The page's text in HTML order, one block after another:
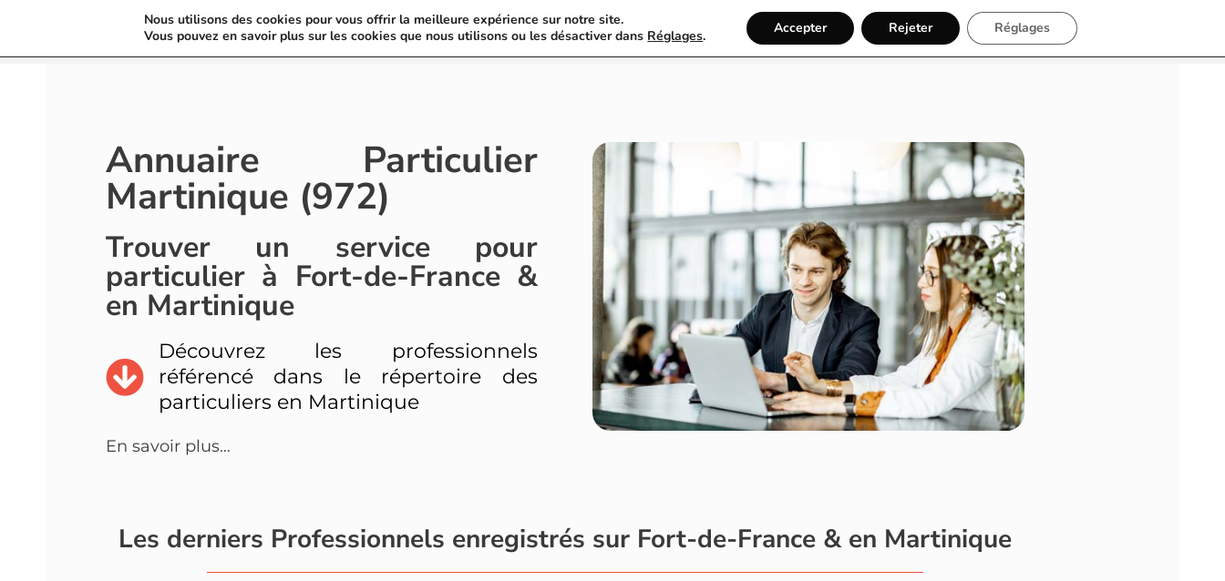
Annuaire Particulier Recherche Inscription
Annuaire Particulier
Martinique (972)
Trouver un service pour
particulier à Fort-de-France &
en Martinique
Découvrez les professionnels
référencé dans le répertoire des
particuliers en Martinique
En savoir plus…
Les derniers Professionnels enregistrés sur Fort-de-France & en Martinique
Nous utilisons des cookies pour vous offrir la meilleure expérience sur notre site.
Vous pouvez en savoir plus sur les cookies que nous utilisons ou les désactiver dans Réglages. Accepter Rejeter Réglages